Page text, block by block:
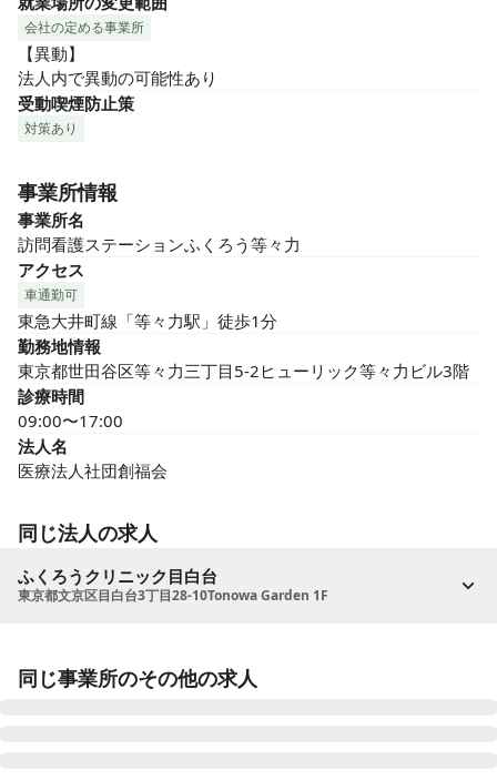
会社の定める事業所
【異動】
法人内で異動の可能性あり
受動喫煙防止策
対策あり
事業所情報
事業所名
訪問看護ステーションふくろう等々力
アクセス
車通勤可
東急大井町線「等々力駅」徒歩1分
勤務地情報
東京都世田谷区等々力三丁目5-2ヒューリック等々力ビル3階
診療時間
09:00〜17:00
法人名
医療法人社団創福会
同じ法人の求人
ふくろうクリニック目白台
東京都文京区目白台3丁目28-10Tonowa Garden 1F
同じ事業所のその他の求人